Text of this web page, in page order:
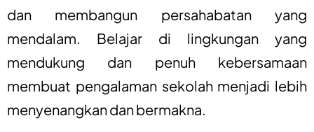
dan membangun persahabatan yang
mendalam. Belajar di lingkungan yang
mendukung dan penuh kebersamaan
membuat pengalaman sekolah menjadi lebih
menyenangkan dan bermakna.